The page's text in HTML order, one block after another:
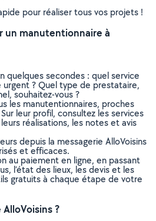
pour réaliser tous vos projets !
un manutentionnaire à
quelques secondes : quel service
urgent ? Quel type de prestataire,
souhaitez-vous ?
les manutentionnaires, proches
leur profil, consultez les services
réalisations, les notes et avis
depuis la messagerie AlloVoisins
et efficaces.
au paiement en ligne, en passant
l’état des lieux, les devis et les
gratuits à chaque étape de votre
?